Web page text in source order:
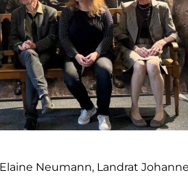
Neumann, Landrat